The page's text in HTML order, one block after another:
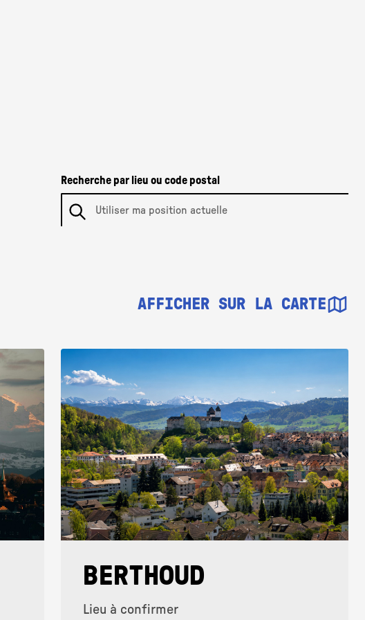
Recherche par lieu ou code postal
AFFICHER SUR LA CARTE
BERTHOUD
Lieu à confirmer